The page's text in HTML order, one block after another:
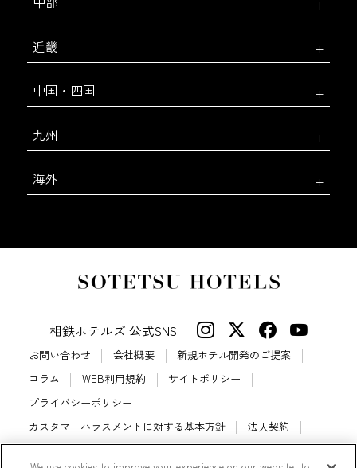
近畿
中国・四国
九州
海外
相鉄ホテルズ 公式SNS
お問い合わせ 会社概要
新規ホテル開発のご提案
コラム
WEB利用規約
サイトポリシー
プライバシーポリシー
カスタマーハラスメントに対する基本方針
法人契約
宿泊約款
会員規約
サイトマップ